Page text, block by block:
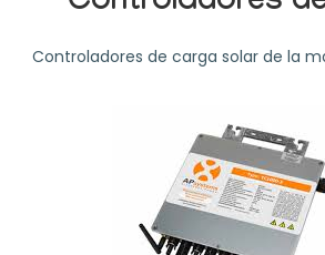
Controladores de carga solar de la